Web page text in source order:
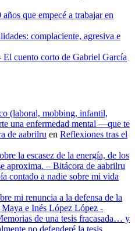
que empecé a trabajar en
complaciente, agresiva e
cuento corto de Gabriel García
(laboral, mobbing, infantil,
una enfermedad mental —que te
de aabrilru en Reflexiones tras el
la escasez de la energía, de los
aproxima. – Bitácora de aabrilru
contado a nadie sobre mi vida
mi renuncia a la defensa de la
e Inés López López -
de una tesis fracasada… y
no defenderé la tesis